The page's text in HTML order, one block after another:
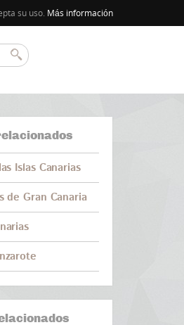
su uso. Más información
Islas Canarias
de Gran Canaria